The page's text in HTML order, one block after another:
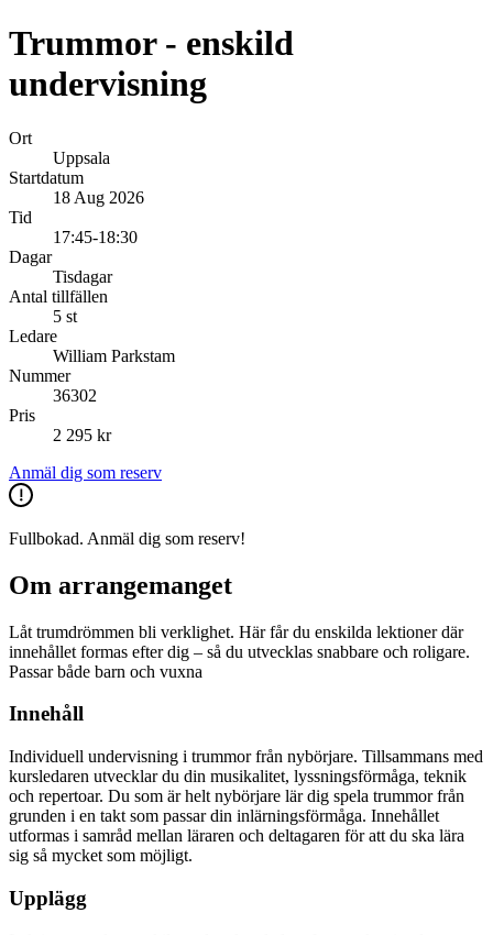
Trummor - enskild
undervisning
Ort
Uppsala
Startdatum
18 Aug 2026
Tid
17:45-18:30
Dagar
Tisdagar
Antal tillfällen
5 st
Ledare
William Parkstam
Nummer
36302
Pris
2 295 kr
Anmäl dig som reserv
Fullbokad. Anmäl dig som reserv!
Om arrangemanget
Låt trumdrömmen bli verklighet. Här får du enskilda lektioner där
innehållet formas efter dig – så du utvecklas snabbare och roligare.
Passar både barn och vuxna
Innehåll
Individuell undervisning i trummor från nybörjare. Tillsammans med
kursledaren utvecklar du din musikalitet, lyssningsförmåga, teknik
och repertoar. Du som är helt nybörjare lär dig spela trummor från
grunden i en takt som passar din inlärningsförmåga. Innehållet
utformas i samråd mellan läraren och deltagaren för att du ska lära
sig så mycket som möjligt.
Upplägg